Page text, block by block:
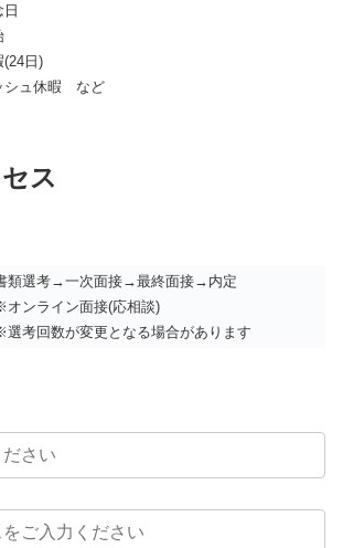
日
(24日)
シュ休暇 など
ス
類選考→一次面接→最終面接→内定
オンライン面接(応相談)
選考回数が変更となる場合があります